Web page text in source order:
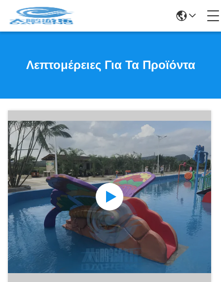
Λεπτομέρειες Για Τα Προϊόντα